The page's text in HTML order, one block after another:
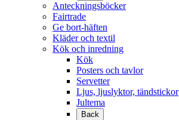
Anteckningsböcker
Fairtrade
Ge bort-häften
Kläder och textil
Kök och inredning
Kök
Posters och tavlor
Servetter
Ljus, ljuslyktor, tändstickor
Jultema
Back